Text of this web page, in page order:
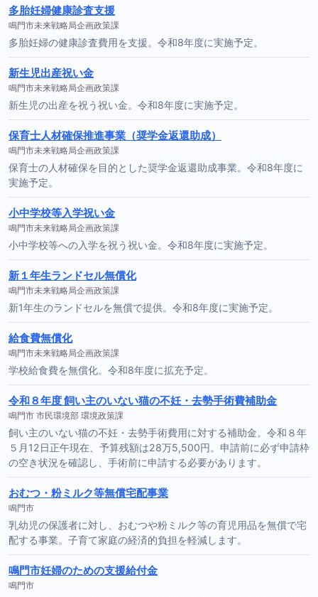
多胎妊婦健康診査支援
鳴門市未来戦略局企画政策課
多胎妊婦の健康診査費用を支援。令和8年度に実施予定。
新生児出産祝い金
鳴門市未来戦略局企画政策課
新生児の出産を祝う祝い金。令和8年度に実施予定。
保育士人材確保推進事業（奨学金返還助成）
鳴門市未来戦略局企画政策課
保育士の人材確保を目的とした奨学金返還助成事業。令和8年度に
実施予定。
小中学校等入学祝い金
鳴門市未来戦略局企画政策課
小中学校等への入学を祝う祝い金。令和8年度に実施予定。
新１年生ランドセル無償化
鳴門市未来戦略局企画政策課
新1年生のランドセルを無償で提供。令和8年度に実施予定。
給食費無償化
鳴門市未来戦略局企画政策課
学校給食費を無償化。令和8年度に拡充予定。
令和８年度 飼い主のいない猫の不妊・去勢手術費補助金
鳴門市 市民環境部 環境政策課
飼い主のいない猫の不妊・去勢手術費用に対する補助金。令和８年
５月12日正午現在、予算残額は28万5,500円。申請前に必ず申請枠
の空き状況を確認し、手術前に申請する必要があります。
おむつ・粉ミルク等無償宅配事業
鳴門市
乳幼児の保護者に対し、おむつや粉ミルク等の育児用品を無償で宅
配する事業。子育て家庭の経済的負担を軽減します。
鳴門市妊婦のための支援給付金
鳴門市